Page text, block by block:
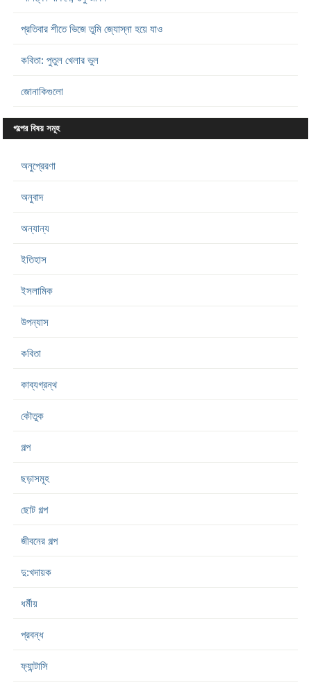
প্রতিবার শীতে ভিজে তুমি জ্যোস্না হয়ে যাও
কবিতা: পুতুল খেলার ভুল
জোনাকিগুলো
গল্পের বিষয় সমূহ
অনুপ্রেরণা
অনুবাদ
অন্যান্য
ইতিহাস
ইসলামিক
উপন্যাস
কবিতা
কাব্যগ্রন্থ
কৌতুক
গল্প
ছড়াসমূহ
ছোট গল্প
জীবনের গল্প
দু:খদায়ক
ধর্মীয়
প্রবন্ধ
ফ্যান্টাসি